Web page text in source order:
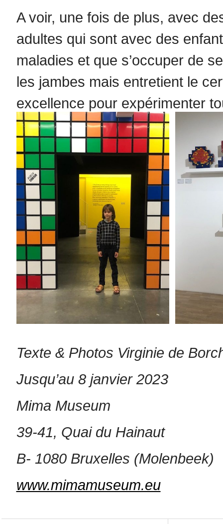
A voir, une fois de plus, avec
adultes qui sont avec des
maladies et que s’occuper de
les jambes mais entretient le
excellence pour expérimenter
Texte & Photos Virginie de
Jusqu’au 8 janvier 2023
Mima Museum
39-41, Quai du Hainaut
B- 1080 Bruxelles (Molenbeek)
www.mimamuseum.eu